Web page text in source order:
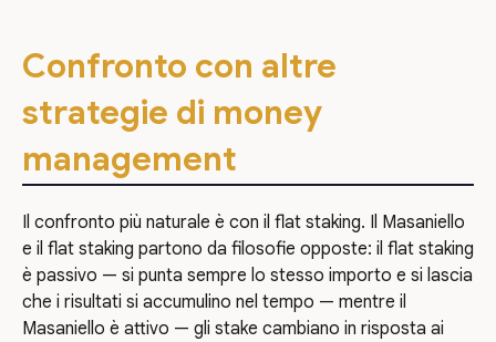
Confronto con altre
strategie di money
management
Il confronto più naturale è con il flat staking. Il Masaniello
e il flat staking partono da filosofie opposte: il flat staking
è passivo — si punta sempre lo stesso importo e si lascia
che i risultati si accumulino nel tempo — mentre il
Masaniello è attivo — gli stake cambiano in risposta ai